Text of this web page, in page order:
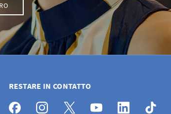
RESTARE IN CONTATTO